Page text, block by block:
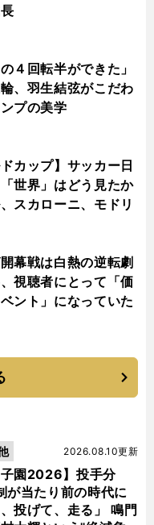
４回転半ができた」
、羽生結弦がこだわ
プの美学
ドカップ】サッカー日
世界」はどう見たか
スカローニ、モドリ
幕戦は白熱の逆転劇
視聴者にとって「価
ント」になっていた
子園2026】投手分
が当たり前の時代に
、投げて、走る」 鳴門
2026.08.10更新